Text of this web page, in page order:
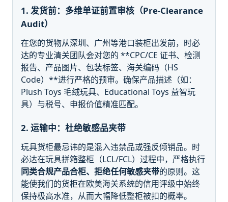
1. 发货前：多维单证前置审核（Pre-Clearance
Audit）
在您的货物从深圳、广州等港口装柜出发前，时必
达的专业清关团队会对您的 **CPC/CE 证书、检测
报告、产品图片、包装标签、海关编码（HS
Code）**进行严格的预审。确保产品描述（如：
Plush Toys 毛绒玩具、Educational Toys 益智玩
具）与税号、申报价值精准匹配。
2. 运输中：杜绝敏感品夹带
玩具货柜最忌讳的是混入违禁品或强反倾销品。时
必达在玩具拼箱整柜（LCL/FCL）过程中，严格执行
同类合规产品合柜、拒绝任何敏感夹带的原则。这
能使我们的货柜在欧美海关系统的信用评级中始终
保持极高水准，从而大幅降低整柜被扣的概率。